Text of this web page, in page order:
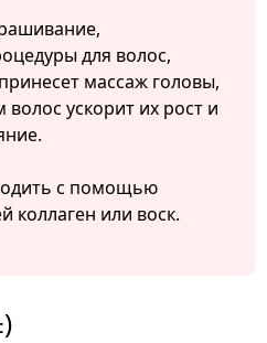
для волос,
массаж головы,
ускорит их рост и
с помощью
коллаген или воск.